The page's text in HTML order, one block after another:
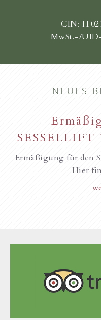
CIN:
MwSt.-/
NEUES
Ermäßigung für den
Hier